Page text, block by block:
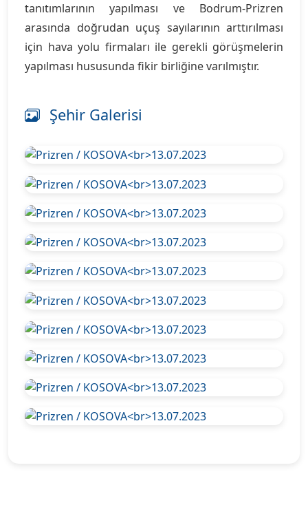
tanıtımlarının yapılması ve Bodrum-Prizren
arasında doğrudan uçuş sayılarının arttırılması
için hava yolu firmaları ile gerekli görüşmelerin
yapılması hususunda fikir birliğine varılmıştır.
Şehir Galerisi